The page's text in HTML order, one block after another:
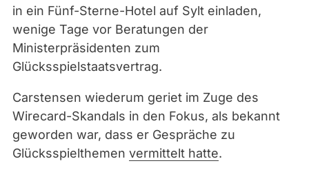
in ein Fünf-Sterne-Hotel auf Sylt einladen,
wenige Tage vor Beratungen der
Ministerpräsidenten zum
Glücksspielstaatsvertrag.
Carstensen wiederum geriet im Zuge des
Wirecard-Skandals in den Fokus, als bekannt
geworden war, dass er Gespräche zu
Glücksspielthemen vermittelt hatte.